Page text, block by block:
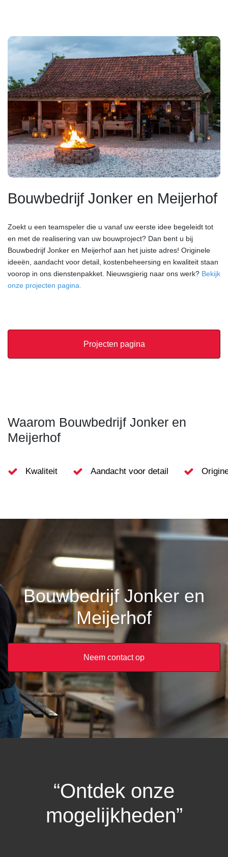
Bouwbedrijf Jonker en Meijerhof
Zoekt u een teamspeler die u vanaf uw eerste idee begeleidt tot
en met de realisering van uw bouwproject? Dan bent u bij
Bouwbedrijf Jonker en Meijerhof aan het juiste adres! Originele
ideeën, aandacht voor detail, kostenbeheersing en kwaliteit staan
voorop in ons dienstenpakket. Nieuwsgierig naar ons werk? Bekijk
onze projecten pagina.
Projecten pagina
Waarom Bouwbedrijf Jonker en
Meijerhof
Kwaliteit Aandacht voor detail
Bouwbedrijf Jonker en
Meijerhof
Neem contact op
“Ontdek onze
mogelijkheden”